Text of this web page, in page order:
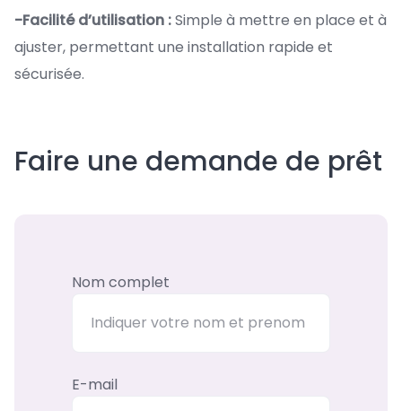
-Facilité d’utilisation :Simple à mettre en place et à
ajuster, permettant une installation rapide et
sécurisée.
Faire une demande de prêt
Nom complet
E-mail